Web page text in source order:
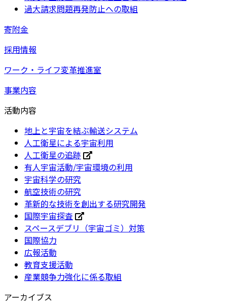
過大請求問題再発防止への取組
寄附金
採用情報
ワーク・ライフ変革推進室
事業内容
活動内容
地上と宇宙を結ぶ輸送システム
人工衛星による宇宙利用
人工衛星の追跡
有人宇宙活動/宇宙環境の利用
宇宙科学の研究
航空技術の研究
革新的な技術を創出する研究開発
国際宇宙探査
スペースデブリ（宇宙ゴミ）対策
国際協力
広報活動
教育支援活動
産業競争力強化に係る取組
アーカイブス